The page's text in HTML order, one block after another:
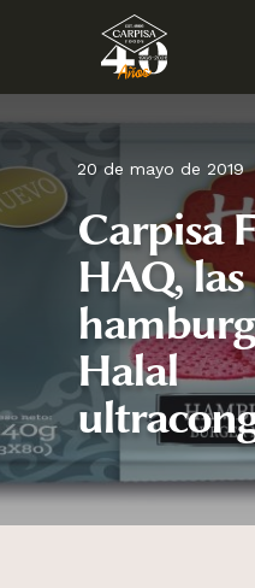
content
Carpisa
HAQ,
Halal
20 de mayo de 2019